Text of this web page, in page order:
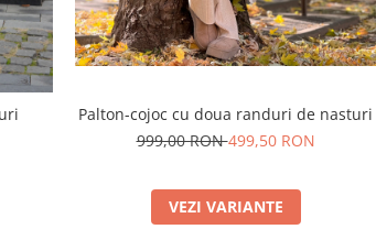
Palton-cojoc cu doua randuri de nasturi
999,00 RON499,50 RON
VEZI VARIANTE